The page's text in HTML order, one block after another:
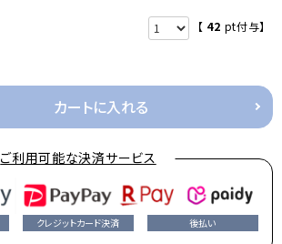
【 42 pt付与】
カートに入れる
ご利用可能な決済サービス
クレジットカード決済 後払い